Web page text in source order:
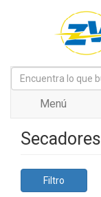
Menú
Secadores
Filtro